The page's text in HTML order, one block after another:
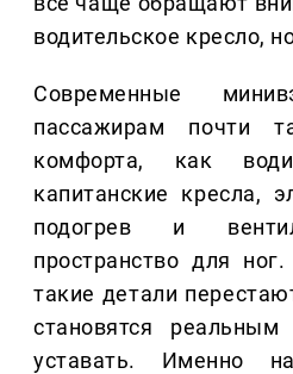
водительское кресло,
Современные
пассажирам почти
комфорта, как
капитанские кресла,
подогрев и
пространство для
такие детали
становятся
уставать. Именно